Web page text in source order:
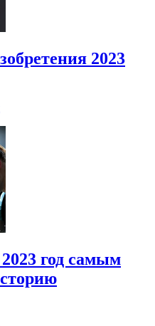
2023
год самым